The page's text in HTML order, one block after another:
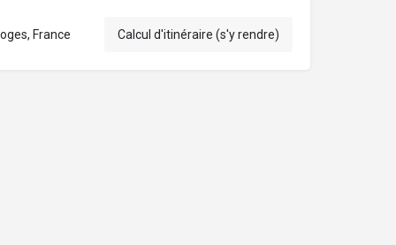
France Calcul d'itinéraire (s'y rendre)